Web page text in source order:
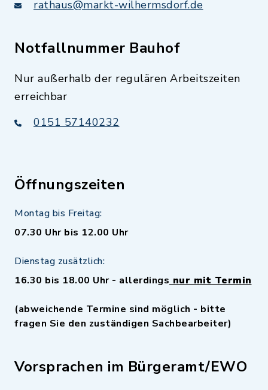
rathaus@markt-wilhermsdorf.de
Notfallnummer Bauhof
Nur außerhalb der regulären Arbeitszeiten
erreichbar
0151 57140232
Öffnungszeiten
Montag bis Freitag:
07.30 Uhr bis 12.00 Uhr
Dienstag zusätzlich:
16.30 bis 18.00 Uhr - allerdings nur mit Termin
(abweichende Termine sind möglich - bitte
fragen Sie den zuständigen Sachbearbeiter)
Vorsprachen im Bürgeramt/EWO